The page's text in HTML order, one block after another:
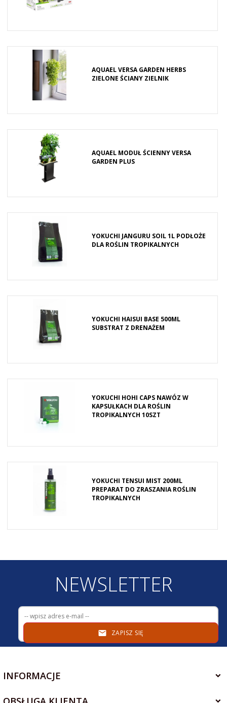
AQUAEL VERSA GARDEN HERBS
ZIELONE ŚCIANY ZIELNIK
AQUAEL MODUŁ ŚCIENNY VERSA
GARDEN PLUS
YOKUCHI JANGURU SOIL 1L PODŁOŻE
DLA ROŚLIN TROPIKALNYCH
YOKUCHI HAISUI BASE 500ML
SUBSTRAT Z DRENAŻEM
YOKUCHI HOHI CAPS NAWÓZ W
KAPSUŁKACH DLA ROŚLIN
TROPIKALNYCH 10SZT
YOKUCHI TENSUI MIST 200ML
PREPARAT DO ZRASZANIA ROŚLIN
TROPIKALNYCH
NEWSLETTER
ZAPISZ SIĘ
INFORMACJE